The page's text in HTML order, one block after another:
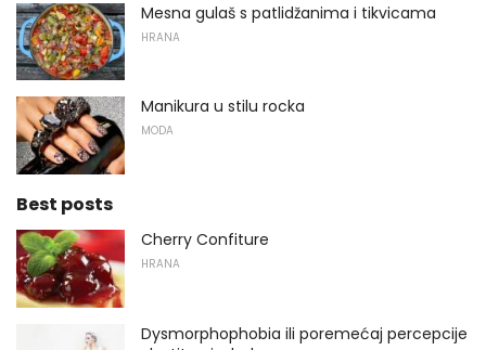
Mesna gulaš s patlidžanima i tikvicama
HRANA
Manikura u stilu rocka
MODA
Best posts
Cherry Confiture
HRANA
Dysmorphophobia ili poremećaj percepcije